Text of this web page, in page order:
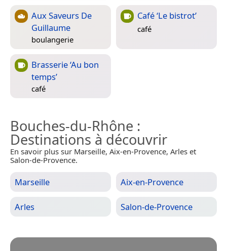
Aux Saveurs De
Guillaume
boulangerie
Café ‘Le bistrot’
café
Brasserie ‘Au bon
temps’
café
Bouches-du-Rhône :
Destinations à découvrir
En savoir plus sur Marseille, Aix-en-Provence, Arles et
Salon-de-Provence.
Marseille Aix-en-Provence
Arles Salon-de-Provence